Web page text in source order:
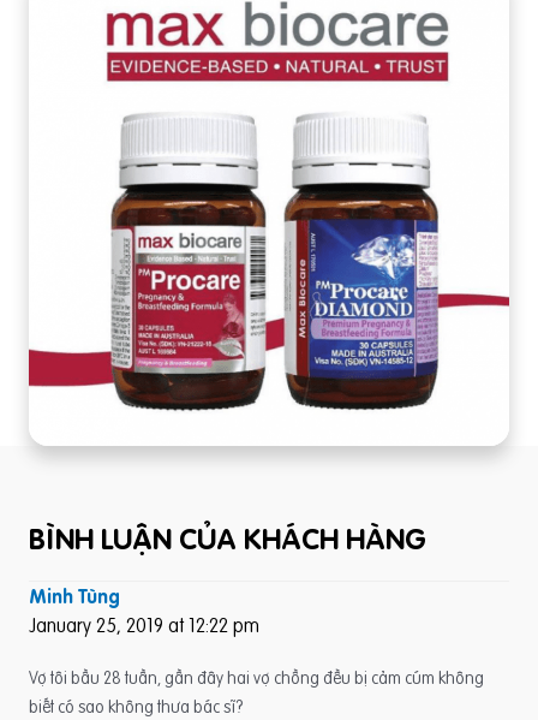
BÌNH LUẬN CỦA KHÁCH HÀNG
Minh Tùng
January 25, 2019 at 12:22 pm
Vợ tôi bầu 28 tuần, gần đây hai vợ chồng đều bị cảm cúm không
biết có sao không thưa bác sĩ?